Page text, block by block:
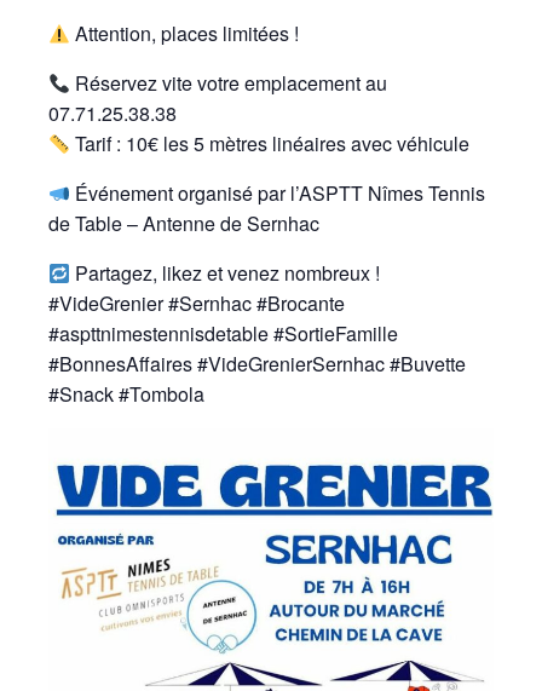
Attention, places limitées !
Réservez vite votre emplacement au
07.71.25.38.38
Tarif : 10€ les 5 mètres linéaires avec véhicule
Événement organisé par l’ASPTT Nîmes Tennis
de Table – Antenne de Sernhac
Partagez, likez et venez nombreux !
#VideGrenier #Sernhac #Brocante
#aspttnimestennisdetable #SortieFamille
#BonnesAffaires #VideGrenierSernhac #Buvette
#Snack #Tombola